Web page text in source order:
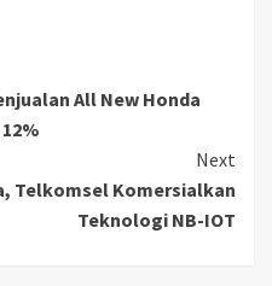
All New Honda
Next
Telkomsel Komersialkan
Teknologi NB-IOT